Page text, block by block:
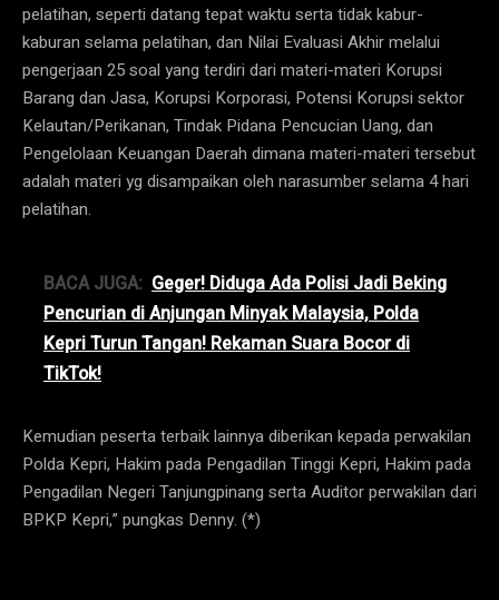
pelatihan, seperti datang tepat waktu serta tidak kabur-
kaburan selama pelatihan, dan Nilai Evaluasi Akhir melalui
pengerjaan 25 soal yang terdiri dari materi-materi Korupsi
Barang dan Jasa, Korupsi Korporasi, Potensi Korupsi sektor
Kelautan/Perikanan, Tindak Pidana Pencucian Uang, dan
Pengelolaan Keuangan Daerah dimana materi-materi tersebut
adalah materi yg disampaikan oleh narasumber selama 4 hari
pelatihan.
BACA JUGA: Geger! Diduga Ada Polisi Jadi Beking
Pencurian di Anjungan Minyak Malaysia, Polda
Kepri Turun Tangan! Rekaman Suara Bocor di
TikTok!
Kemudian peserta terbaik lainnya diberikan kepada perwakilan
Polda Kepri, Hakim pada Pengadilan Tinggi Kepri, Hakim pada
Pengadilan Negeri Tanjungpinang serta Auditor perwakilan dari
BPKP Kepri,” pungkas Denny. (*)